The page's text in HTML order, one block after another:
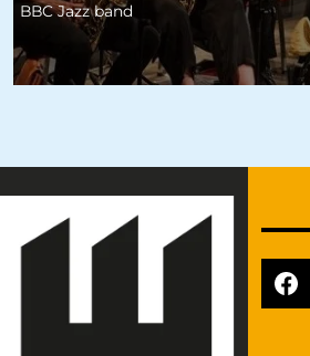
BBC Jazz band